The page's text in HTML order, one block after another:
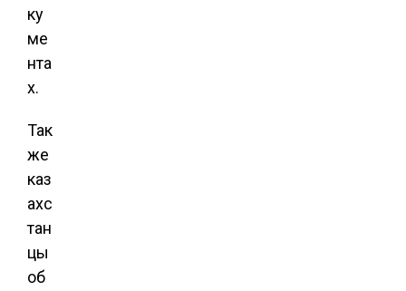
ку
ме
нта
х.
Так
же
каз
ахс
тан
цы
об